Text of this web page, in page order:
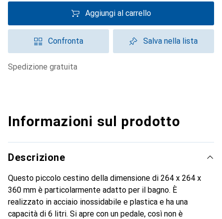
Aggiungi al carrello
Confronta Salva nella lista
spedizione gratuita
Informazioni sul prodotto
Descrizione
Questo piccolo cestino della dimensione di 264 x 264 x
360 mm è particolarmente adatto per il bagno. È
realizzato in acciaio inossidabile e plastica e ha una
capacità di 6 litri. Si apre con un pedale, così non è